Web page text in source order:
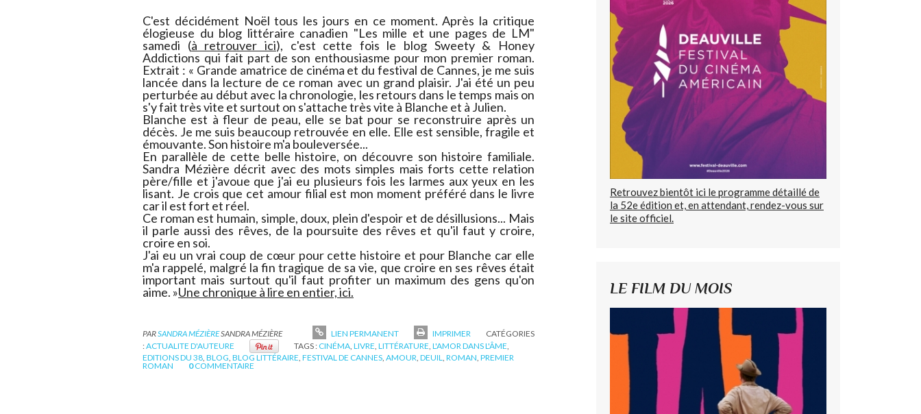
C'est décidément Noël tous les jours en ce moment. Après la critique
élogieuse du blog littéraire canadien "Les mille et une pages de LM"
samedi (à retrouver ici), c'est cette fois le blog Sweety & Honey
Addictions​ qui fait part de son enthousiasme pour mon premier roman.
Extrait : « Grande amatrice de cinéma et du festival de Cannes, je me suis
lancée dans la lecture de ce roman avec un grand plaisir. J'ai été un peu
perturbée au début avec la chronologie, les retours dans le temps mais on
s'y fait très vite et surtout on s'attache très vite à Blanche et à Julien.
Blanche est à fleur de peau, elle se bat pour se reconstruire après un
décès. Je me suis beaucoup retrouvée en elle. Elle est sensible, fragile et
émouvante. Son histoire m'a bouleversée...
En parallèle de cette belle histoire, on découvre son histoire familiale.
Sandra Mézière décrit avec des mots simples mais forts cette relation
père/fille et j'avoue que j'ai eu plusieurs fois les larmes aux yeux en les
lisant. Je crois que cet amour filial est mon moment préféré dans le livre
car il est fort et réel.
Ce roman est humain, simple, doux, plein d'espoir et de désillusions... Mais
il parle aussi des rêves, de la poursuite des rêves et qu'il faut y croire,
croire en soi.
J'ai eu un vrai coup de cœur pour cette histoire et pour Blanche car elle
m'a rappelé, malgré la fin tragique de sa vie, que croire en ses rêves était
important mais surtout qu'il faut profiter un maximum des gens qu'on
aime. »Une chronique à lire en entier, ici.
PARSANDRA MÉZIÈRESANDRA MÉZIÈRE LIEN PERMANENT IMPRIMER
CATÉGORIES
:ACTUALITE D'AUTEURE TAGS : CINÉMA LIVRE LITTÉRATURE L'AMOR DANS L'ÂME
EDITIONS DU 38, BLOG, BLOG LITTÉRAIRE, FESTIVAL DE CANNES, AMOUR, DEUIL, ROMAN, PREMIER
ROMAN
0 COMMENTAIRE
Retrouvez bientôt ici le programme détaillé de
la 52e édition et, en attendant, rendez-vous sur
le site officiel.
LE FILM DU MOIS